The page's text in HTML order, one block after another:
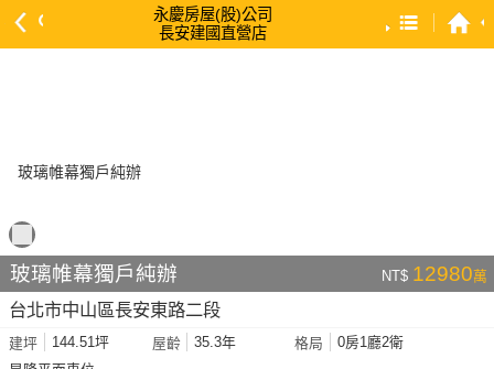
永慶房屋(股)公司
長安建國直營店
依建物坪數 大 → 小
依土地坪數 大 → 小
玻璃帷幕獨戶純辦 NT$ 12980萬
台北市中山區長安東路二段
建坪 144.51坪 屋齡 35.3年 格局
0房1廳2衛